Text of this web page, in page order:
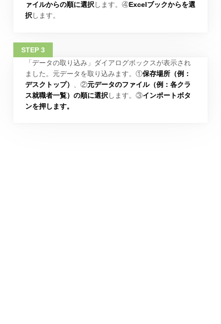
ァイルからの順に選択 します。④Excelブックからを選
択 します。
「データの取り込み」ダイアログボックスが表示され
ました。元データを取り込みます。①保存場所（例：
デスクトップ）
、②元データのファイル（例：各クラ
ス就職者一覧）の順に選択 します。③インポートボタ
ンを押します。